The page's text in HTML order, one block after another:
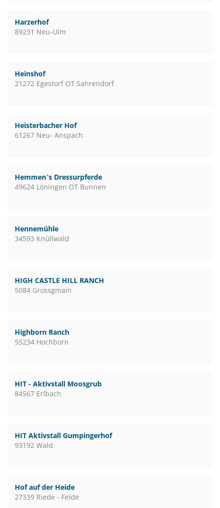
Harzerhof
89231 Neu-Ulm
Heinshof
21272 Egestorf OT Sahrendorf
Heisterbacher Hof
61267 Neu- Anspach
Hemmen`s Dressurpferde
49624 Löningen OT Bunnen
Hennemühle
34593 Knüllwald
HIGH CASTLE HILL RANCH
5084 Grossgmain
Highborn Ranch
55234 Hochborn
HIT - Aktivstall Moosgrub
84567 Erlbach
HIT Aktivstall Gumpingerhof
93192 Wald
Hof auf der Heide
27339 Riede - Felde